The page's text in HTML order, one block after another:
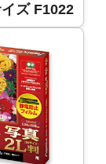
ズ F1022